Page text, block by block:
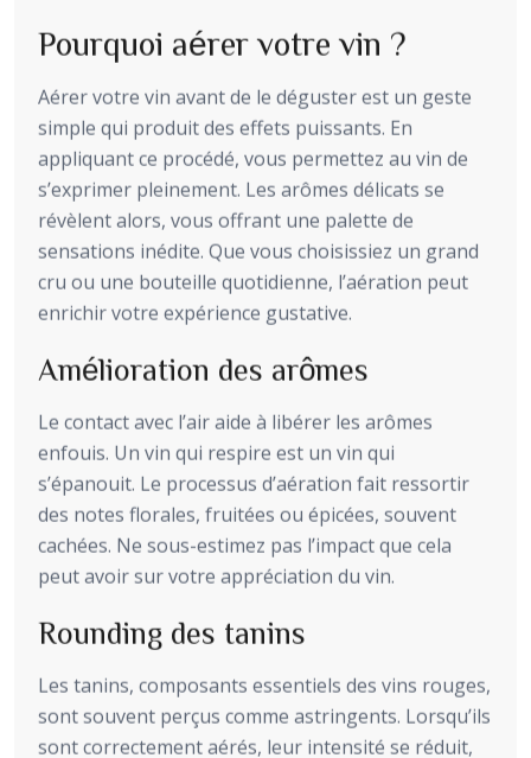
Pourquoi aérer votre vin ?
Aérer votre vin avant de le déguster est un geste
simple qui produit des effets puissants. En
appliquant ce procédé, vous permettez au vin de
s’exprimer pleinement. Les arômes délicats se
révèlent alors, vous offrant une palette de
sensations inédite. Que vous choisissiez un grand
cru ou une bouteille quotidienne, l’aération peut
enrichir votre expérience gustative.
Amélioration des arômes
Le contact avec l’air aide à libérer les arômes
enfouis. Un vin qui respire est un vin qui
s’épanouit. Le processus d’aération fait ressortir
des notes florales, fruitées ou épicées, souvent
cachées. Ne sous-estimez pas l’impact que cela
peut avoir sur votre appréciation du vin.
Rounding des tanins
Les tanins, composants essentiels des vins rouges,
sont souvent perçus comme astringents. Lorsqu’ils
sont correctement aérés, leur intensité se réduit,